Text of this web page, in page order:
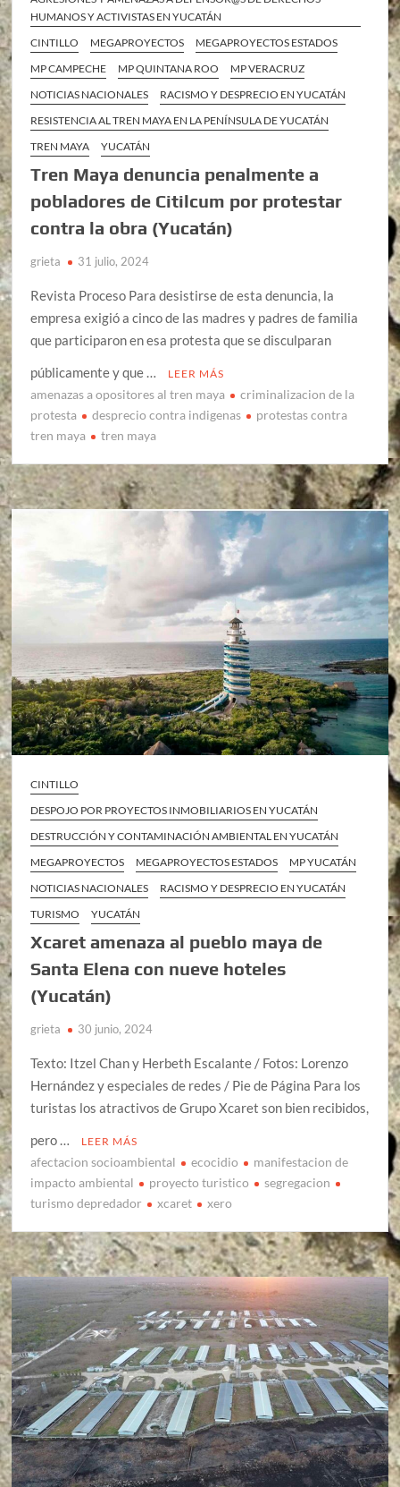
HUMANOS Y ACTIVISTAS EN YUCATÁN
CINTILLO
MEGAPROYECTOS
MEGAPROYECTOS ESTADOS
MP CAMPECHE
MP QUINTANA ROO
MP VERACRUZ
NOTICIAS NACIONALES
RACISMO Y DESPRECIO EN YUCATÁN
RESISTENCIA AL TREN MAYA EN LA PENÍNSULA DE YUCATÁN
TREN MAYA
YUCATÁN
Tren Maya denuncia penalmente a
pobladores de Citilcum por protestar
contra la obra (Yucatán)
grieta 31 julio, 2024
Revista Proceso Para desistirse de esta denuncia, la
empresa exigió a cinco de las madres y padres de familia
que participaron en esa protesta que se disculparan
públicamente y que …
LEER MÁS
amenazas a opositores al tren maya
criminalizacion de la
protesta
desprecio contra indigenas
protestas contra
tren maya
tren maya
CINTILLO
DESPOJO POR PROYECTOS INMOBILIARIOS EN YUCATÁN
DESTRUCCIÓN Y CONTAMINACIÓN AMBIENTAL EN YUCATÁN
MEGAPROYECTOS
MEGAPROYECTOS ESTADOS
MP YUCATÁN
NOTICIAS NACIONALES
RACISMO Y DESPRECIO EN YUCATÁN
TURISMO
YUCATÁN
Xcaret amenaza al pueblo maya de
Santa Elena con nueve hoteles
(Yucatán)
grieta 30 junio, 2024
Texto: Itzel Chan y Herbeth Escalante / Fotos: Lorenzo
Hernández y especiales de redes / Pie de Página Para los
turistas los atractivos de Grupo Xcaret son bien recibidos,
pero …
LEER MÁS
afectacion socioambiental ecocidio
manifestacion de
impacto ambiental
proyecto turistico
segregacion
turismo depredador
xcaret xero